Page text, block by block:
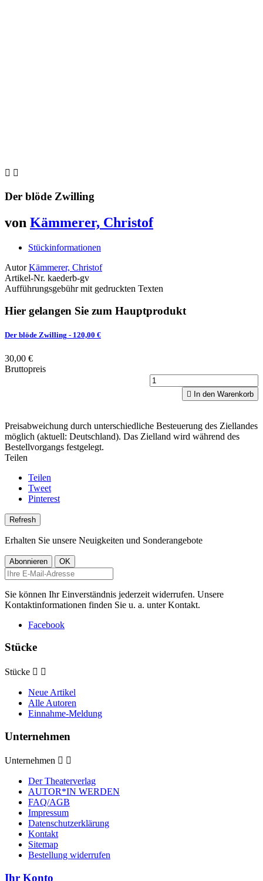
 
Der blöde Zwilling
von Kämmerer, Christof
Stückinformationen
Autor Kämmerer, Christof
Artikel-Nr. kaederb-gv
Aufführungsgebühr mit gedruckten Texten
Hier gelangen Sie zum Hauptprodukt
Der blöde Zwilling - 120,00 €
30,00 €
Bruttopreis
 In den Warenkorb
Preisabweichung durch unterschiedliche Besteuerung des Ziellandes
möglich (aktuell: Deutschland). Das Zielland wird während des
Bestellvorgangs festgelegt.
Teilen
Teilen
Tweet
Pinterest
Erhalten Sie unsere Neuigkeiten und Sonderangebote
Sie können Ihr Einverständnis jederzeit widerrufen. Unsere
Kontaktinformationen finden Sie u. a. unter Kontakt.
Facebook
Stücke
Stücke  
Neue Artikel
Alle Autoren
Einnahme-Meldung
Unternehmen
Unternehmen  
Der Theaterverlag
AUTOR*IN WERDEN
FAQ/AGB
Impressum
Datenschutzerklärung
Kontakt
Sitemap
Bestellung widerrufen
Ihr Konto